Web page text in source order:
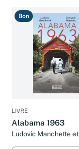
Bon
LIVRE
Alabama 1963
Ludovic Manchette et